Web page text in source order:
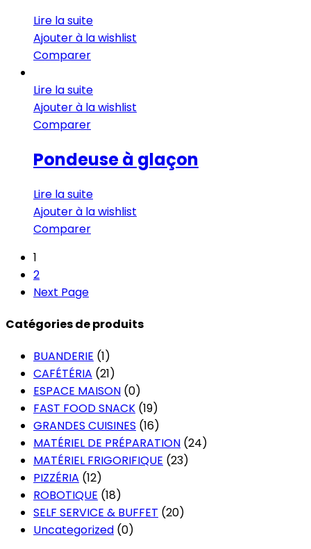
Lire la suite
Ajouter à la wishlist
Comparer
Lire la suite
Ajouter à la wishlist
Comparer
Pondeuse à glaçon
Lire la suite
Ajouter à la wishlist
Comparer
1
2
Next Page
Catégories de produits
BUANDERIE (1)
CAFÉTÉRIA (21)
ESPACE MAISON (0)
FAST FOOD SNACK (19)
GRANDES CUISINES (16)
MATÉRIEL DE PRÉPARATION (24)
MATÉRIEL FRIGORIFIQUE (23)
PIZZÉRIA (12)
ROBOTIQUE (18)
SELF SERVICE & BUFFET (20)
Uncategorized (0)